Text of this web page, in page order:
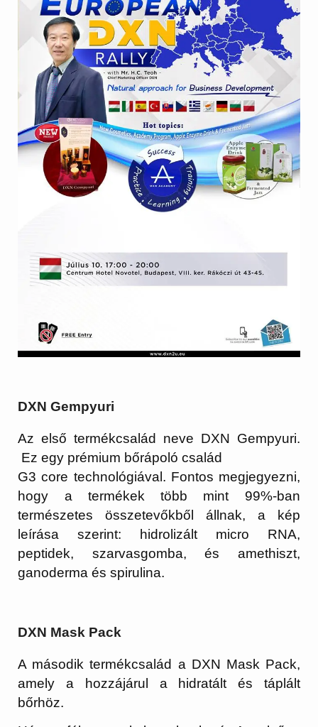
DXN Gempyuri
Az első termékcsalád neve DXN Gempyuri.
Ez egy prémium bőrápoló család
G3 core technológiával. Fontos megjegyezni,
hogy a termékek több mint 99%-ban
természetes összetevőkből állnak, a kép
leírása szerint: hidrolizált micro RNA,
peptidek, szarvasgomba, és amethiszt,
ganoderma és spirulina.
DXN Mask Pack
A második termékcsalád a DXN Mask Pack,
amely a hozzájárul a hidratált és táplált
bőrhöz.